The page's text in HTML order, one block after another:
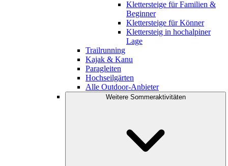
Klettersteige für Familien &
Beginner
Klettersteige für Könner
Klettersteig in hochalpiner
Lage
Trailrunning
Kajak & Kanu
Paragleiten
Hochseilgärten
Alle Outdoor-Anbieter
Weitere Sommeraktivitäten